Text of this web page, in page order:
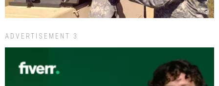
ADVERTISEMENT 3